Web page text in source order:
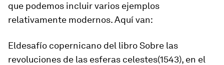
que podemos incluir varios ejemplos
relativamente modernos. Aquí van:
Eldesafío copernicano del libroSobre las
revoluciones de las esferas celestes(1543), en el